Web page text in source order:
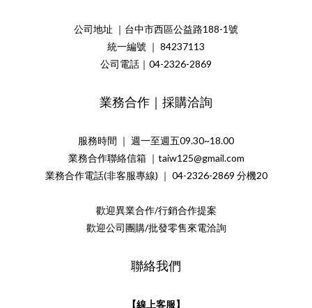
公司地址 ｜台中市西區公益路188-1號
統一編號 ｜ 84237113
公司電話｜04-2326-2869
業務合作｜採購洽詢
服務時間 ｜ 週一至週五09.30~18.00
業務合作聯絡信箱 ｜taiw125@gmail.com
業務合作電話(非客服專線) ｜ 04-2326-2869 分機20
歡迎異業合作/行銷合作提案
歡迎公司團購/批發零售來電洽詢
聯絡我們
【線上客服】